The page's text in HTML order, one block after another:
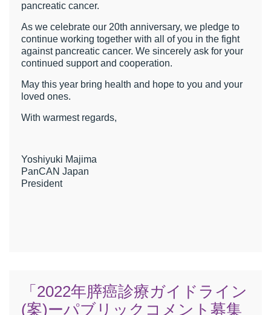
pancreatic cancer.
As we celebrate our 20th anniversary, we pledge to
continue working together with all of you in the fight
against pancreatic cancer. We sincerely ask for your
continued support and cooperation.
May this year bring health and hope to you and your
loved ones.
With warmest regards,
Yoshiyuki Majima
PanCAN Japan
President
「2022年膵癌診療ガイドライン
(案)ーパブリックコメント募集